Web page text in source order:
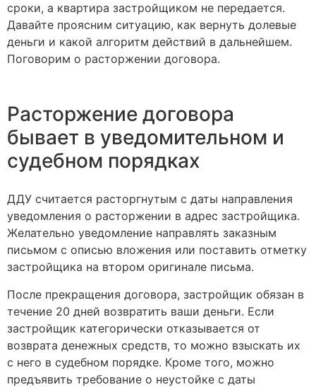
сроки, а квартира застройщиком не передается.
Давайте проясним ситуацию, как вернуть долевые
деньги и какой алгоритм действий в дальнейшем.
Поговорим о расторжении договора.
Расторжение договора
бывает в уведомительном и
судебном порядках
ДДУ считается расторгнутым с даты направления
уведомления о расторжении в адрес застройщика.
Желательно уведомление направлять заказным
письмом с описью вложения или поставить отметку
застройщика на втором оригинале письма.
После прекращения договора, застройщик обязан в
течение 20 дней возвратить ваши деньги. Если
застройщик категорически отказывается от
возврата денежных средств, то можно взыскать их
с него в судебном порядке. Кроме того, можно
предъявить требование о неустойке с даты